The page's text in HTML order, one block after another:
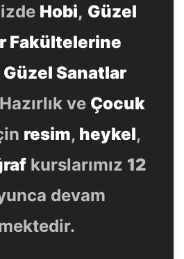
Hobi, Güzel
Fakültelerine
Güzel Sanatlar
Hazırlık ve Çocuk
resim, heykel,
kurslarımız 12
devam